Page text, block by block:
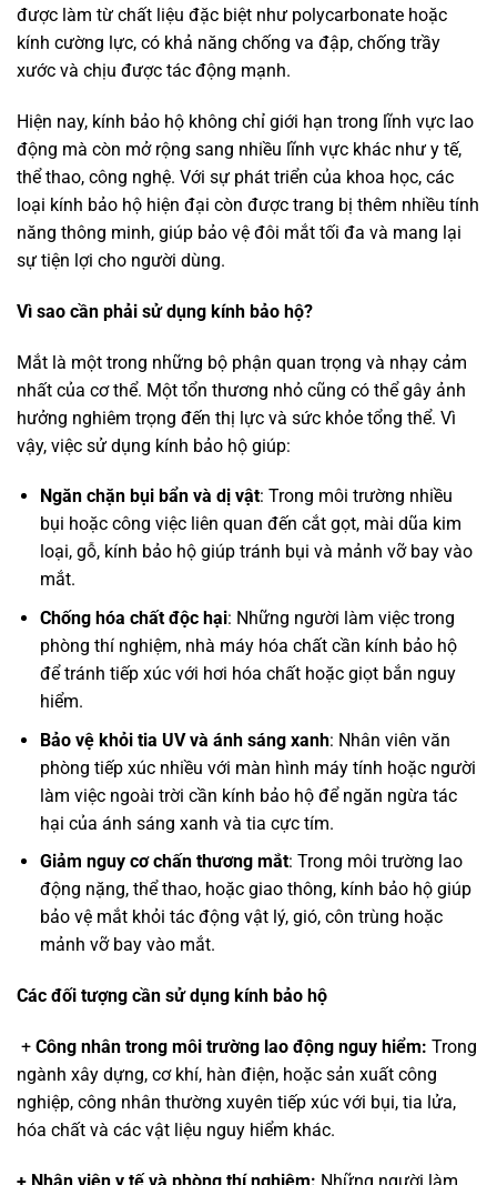
được làm từ chất liệu đặc biệt như polycarbonate hoặc
kính cường lực, có khả năng chống va đập, chống trầy
xước và chịu được tác động mạnh.
Hiện nay, kính bảo hộ không chỉ giới hạn trong lĩnh vực lao
động mà còn mở rộng sang nhiều lĩnh vực khác như y tế,
thể thao, công nghệ. Với sự phát triển của khoa học, các
loại kính bảo hộ hiện đại còn được trang bị thêm nhiều tính
năng thông minh, giúp bảo vệ đôi mắt tối đa và mang lại
sự tiện lợi cho người dùng.
Vì sao cần phải sử dụng kính bảo hộ?
Mắt là một trong những bộ phận quan trọng và nhạy cảm
nhất của cơ thể. Một tổn thương nhỏ cũng có thể gây ảnh
hưởng nghiêm trọng đến thị lực và sức khỏe tổng thể. Vì
vậy, việc sử dụng kính bảo hộ giúp:
Ngăn chặn bụi bẩn và dị vật: Trong môi trường nhiều
bụi hoặc công việc liên quan đến cắt gọt, mài dũa kim
loại, gỗ, kính bảo hộ giúp tránh bụi và mảnh vỡ bay vào
mắt.
Chống hóa chất độc hại: Những người làm việc trong
phòng thí nghiệm, nhà máy hóa chất cần kính bảo hộ
để tránh tiếp xúc với hơi hóa chất hoặc giọt bắn nguy
hiểm.
Bảo vệ khỏi tia UV và ánh sáng xanh: Nhân viên văn
phòng tiếp xúc nhiều với màn hình máy tính hoặc người
làm việc ngoài trời cần kính bảo hộ để ngăn ngừa tác
hại của ánh sáng xanh và tia cực tím.
Giảm nguy cơ chấn thương mắt: Trong môi trường lao
động nặng, thể thao, hoặc giao thông, kính bảo hộ giúp
bảo vệ mắt khỏi tác động vật lý, gió, côn trùng hoặc
mảnh vỡ bay vào mắt.
Các đối tượng cần sử dụng kính bảo hộ
+ Công nhân trong môi trường lao động nguy hiểm: Trong
ngành xây dựng, cơ khí, hàn điện, hoặc sản xuất công
nghiệp, công nhân thường xuyên tiếp xúc với bụi, tia lửa,
hóa chất và các vật liệu nguy hiểm khác.
+ Nhân viên y tế và phòng thí nghiệm: Những người làm